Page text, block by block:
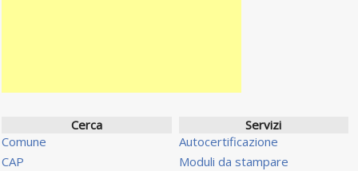
Cerca
Comune
CAP
Servizi
Autocertificazione
Moduli da stampare